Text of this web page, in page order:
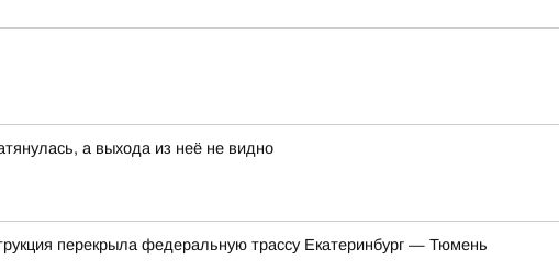
а выхода из неё не видно
перекрыла федеральную трассу Екатеринбург — Тюмень